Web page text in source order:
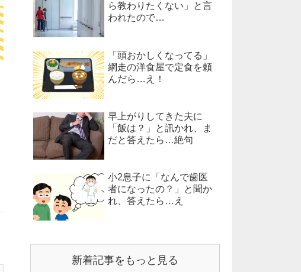
ら教わりたくない」と言
われたので…
「頭おかしくなってる」
網走の洋食屋で定食を頼
んだら…え！
早上がりしてきた夫に
「飯は？」と訊かれ、ま
だと答えたら…絶句
小2息子に「なんで歯医
者になったの？」と聞か
れ、答えたら…え
新着記事をもっと見る